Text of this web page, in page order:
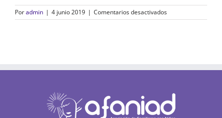
Poradmin | 4 junio 2019 | Comentarios desactivadosen
Bankia